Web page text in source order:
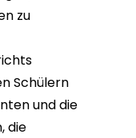
zu
Schülern
und die
die